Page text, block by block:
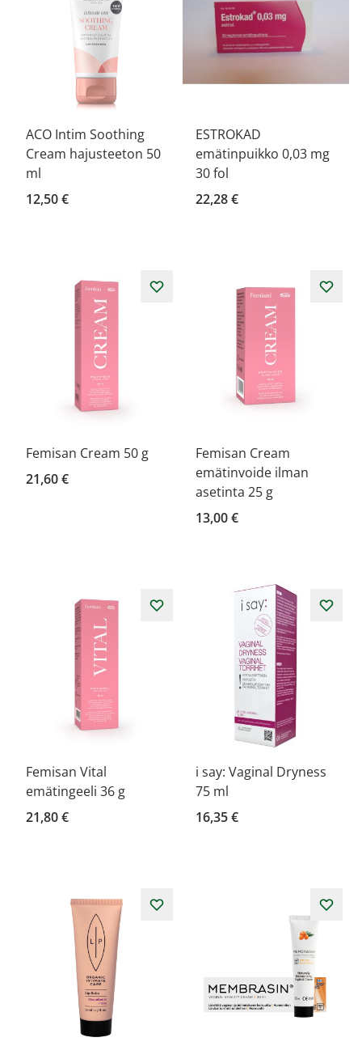
ACO Intim Soothing
Cream hajusteeton 50
ml
12,50 €
ESTROKAD
emätinpuikko 0,03 mg
30 fol
22,28 €
Femisan Cream 50 g
21,60 €
Femisan Cream
emätinvoide ilman
asetinta 25 g
13,00 €
Femisan Vital
emätingeeli 36 g
21,80 €
i say: Vaginal Dryness
75 ml
16,35 €